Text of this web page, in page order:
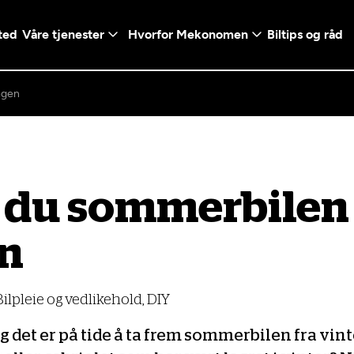
Våre tjenester
- Vanlig bil
Hvorfor Mekonomen
valg
og fabrikkgaranti
Biltips og råd
konto ved å klikke på
Telefonnummer
og vedlikehold, DIY
det er på tide å ta frem sommerbilen fra